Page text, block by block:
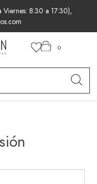
Viernes: 8:30 a 17:30),
0